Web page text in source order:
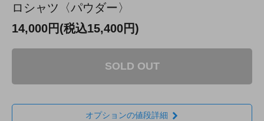
ロシャツ〈パウダー〉
14,000円(税込15,400円)
SOLD OUT
オプションの値段詳細